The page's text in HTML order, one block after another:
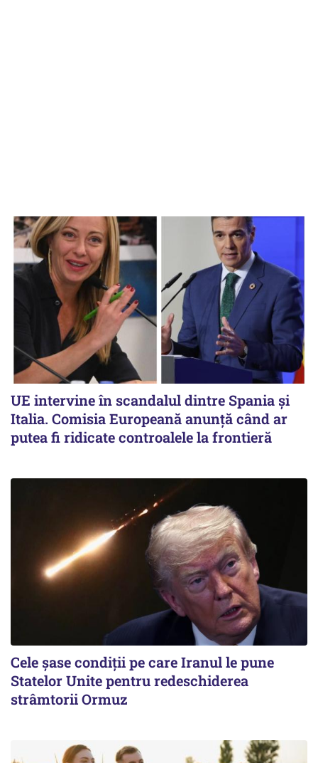
UE intervine în scandalul dintre Spania și
Italia. Comisia Europeană anunță când ar
putea fi ridicate controalele la frontieră
Cele șase condiții pe care Iranul le pune
Statelor Unite pentru redeschiderea
strâmtorii Ormuz